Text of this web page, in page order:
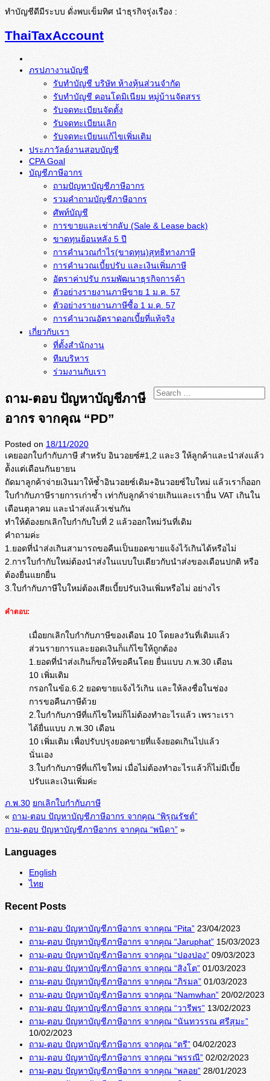
ทำบัญชีดีมีระบบ ดั่งพบเข็มทิศ นำธุรกิจรุ่งเรือง :
ThaiTaxAccount
ภรปภางานบัญชี
รับทำบัญชี บริษัท ห้างหุ้นส่วนจำกัด
รับทำบัญชี คอนโดมิเนียม หมู่บ้านจัดสรร
รับจดทะเบียนจัดตั้ง
รับจดทะเบียนเลิก
รับจดทะเบียนแก้ไขเพิ่มเติม
ประภาวัลย์งานสอบบัญชี
CPA Goal
บัญชีภาษีอากร
ถามปัญหาบัญชีภาษีอากร
รวมคำถามบัญชีภาษีอากร
ศัพท์บัญชี
การขายและเช่ากลับ (Sale & Lease back)
ขาดทุนย้อนหลัง 5 ปี
การคำนวณกำไร(ขาดทุน)สุทธิทางภาษี
การคำนวณเบี้ยปรับ และเงินเพิ่มภาษี
อัตราค่าปรับ กรมพัฒนาธุรกิจการค้า
ตัวอย่างรายงานภาษีขาย 1 ม.ค. 57
การคำนวณอัตราดอกเบี้ยที่แท้จริง
เกี่ยวกับเรา
ที่ตั้งสำนักงาน
ทีมบริหาร
ร่วมงานกับเรา
ถาม-ตอบ ปัญหาบัญชีภาษี
อากร จากคุณ “PD”
Posted on 18/11/2020
เคยออกใบกำกับภาษี สำหรับ อินวอยซ์#1,2 และ3 ให้ลูกค้าและนำส่งแล้ว
ต้ังแต่เดือนกันยายน
ถัดมาลูกค้าจ่ายเงินมาให้ซ้ำอินวอยซ์เดิม+อินวอยซ์ใบใหม่ แล้วเราก็ออก
ใบกำกับภาษีรายการเก่าซ้ำ เท่ากับลูกค้าจ่ายเกินและเรายื่่น VAT เกินใน
เดือนตุลาคม และนำส่งแล้วเช่นกัน
ทำให้ต้องยกเลิกใบกำกับใบที่ 2 แล้วออกใหม่วันที่เดิม
คำถามค่ะ
1.ยอดที่นำส่งเกินสามารถขอคืนเป็นยอดขายแจ้งไว้เกินได้หรือไม่
2.การใบกำกับใหม่ต้องนำส่งในแบบใบเดียวกับนำส่งของเดือนปกติ หรือ
ต้องยื่นแยกยื่น
3.ใบกำกับภาษีใบใหม่ต้องเสียเบี้ยปรับเงินเพิ่มหรือไม่ อย่างไร
คำตอบ:
เมื่อยกเลิกใบกำกับภาษีของเดือน 10 โดยลงวันที่เดิมแล้ว
ส่วนรายการและยอดเงินก็แก้ไขให้ถูกต้อง
1.ยอดที่นำส่งเกินก็ขอให้ขอคืนโดย ยื่นแบบ ภ.พ.30 เดือน
10 เพิ่มเติม
กรอกในข้อ.6.2 ยอดขายแจ้งไว้เกิน และให้ลงชื่อในช่อง
การขอคืนภาษีด้วย
2.ใบกำกับภาษีที่แก้ไขใหม่ก็ไม่ต้องทำอะไรแล้ว เพราะเรา
ได้ยื่นแบบ ภ.พ.30 เดือน
10 เพิ่มเติม เพื่อปรับปรุงยอดขายที่แจ้งยอดเกินไปแล้ว
นั่นเอง
3.ใบกำกับภาษีที่แก้ไขใหม่ เมื่อไม่ต้องทำอะไรแล้วก็ไม่มีเบี้ย
ปรับและเงินเพิ่มค่ะ
ภ.พ.30 ยกเลิกใบกำกับภาษี
« ถาม-ตอบ ปัญหาบัญชีภาษีอากร จากคุณ “พิรุณรัชต์”
ถาม-ตอบ ปัญหาบัญชีภาษีอากร จากคุณ “พนิดา” »
Languages
English
ไทย
Recent Posts
ถาม-ตอบ ปัญหาบัญชีภาษีอากร จากคุณ “Pita” 23/04/2023
ถาม-ตอบ ปัญหาบัญชีภาษีอากร จากคุณ “Jaruphat” 15/03/2023
ถาม-ตอบ ปัญหาบัญชีภาษีอากร จากคุณ “ปองปอง” 09/03/2023
ถาม-ตอบ ปัญหาบัญชีภาษีอากร จากคุณ “สิงโต” 01/03/2023
ถาม-ตอบ ปัญหาบัญชีภาษีอากร จากคุณ “ภิรมล” 01/03/2023
ถาม-ตอบ ปัญหาบัญชีภาษีอากร จากคุณ “Namwhan” 20/02/2023
ถาม-ตอบ ปัญหาบัญชีภาษีอากร จากคุณ “วารีพร” 13/02/2023
ถาม-ตอบ ปัญหาบัญชีภาษีอากร จากคุณ “นันทวรรณ ศรีสุมะ”
10/02/2023
ถาม-ตอบ ปัญหาบัญชีภาษีอากร จากคุณ “ตรี” 04/02/2023
ถาม-ตอบ ปัญหาบัญชีภาษีอากร จากคุณ “พรรณี” 02/02/2023
ถาม-ตอบ ปัญหาบัญชีภาษีอากร จากคุณ “พลอย” 28/01/2023